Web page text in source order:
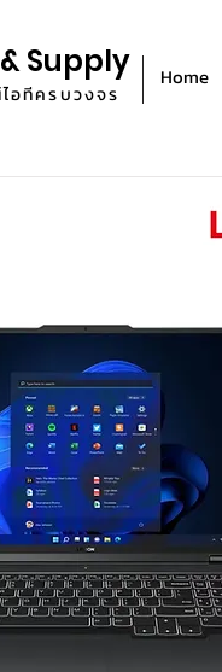
Supply
อทีครบวงจร
Home